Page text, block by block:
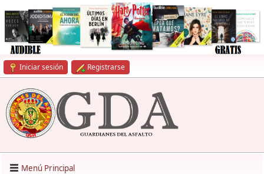
Iniciar sesión Registrarse
Menú Principal